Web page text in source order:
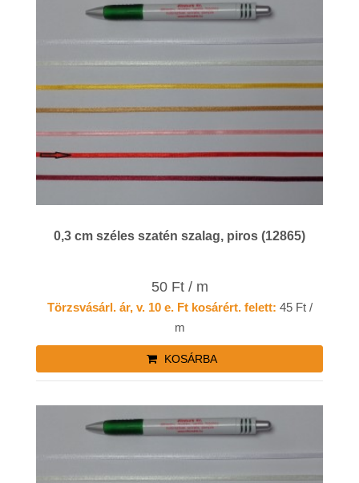
0,3 cm széles szatén szalag, piros (12865)
50 Ft / m
Törzsvásárl. ár, v. 10 e. Ft kosárért. felett: 45 Ft /
m
KOSÁRBA